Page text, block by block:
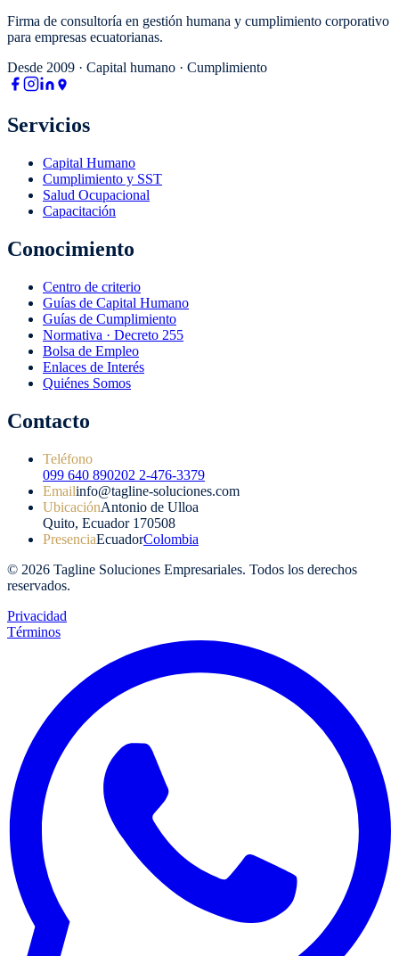
Firma de consultoría en gestión humana y cumplimiento corporativo
para empresas ecuatorianas.
Desde 2009 · Capital humano · Cumplimiento
Servicios
Capital Humano
Cumplimiento y SST
Salud Ocupacional
Capacitación
Conocimiento
Centro de criterio
Guías de Capital Humano
Guías de Cumplimiento
Normativa · Decreto 255
Bolsa de Empleo
Enlaces de Interés
Quiénes Somos
Contacto
Teléfono
099 640 890202 2-476-3379
Emailinfo@tagline-soluciones.com
UbicaciónAntonio de Ulloa
Quito, Ecuador 170508
PresenciaEcuadorColombia
© 2026 Tagline Soluciones Empresariales. Todos los derechos
reservados.
Privacidad
Términos